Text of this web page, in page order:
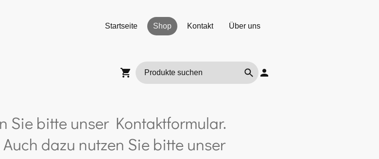
Startseite Shop Kontakt Über uns
Sie bitte unser Kontaktformular.
dazu nutzen Sie bitte unser